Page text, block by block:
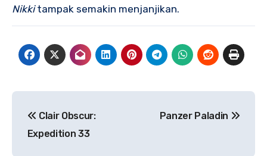
Nikkitampak semakin menjanjikan.
pos
Clair Obscur:
Expedition 33
Panzer Paladin